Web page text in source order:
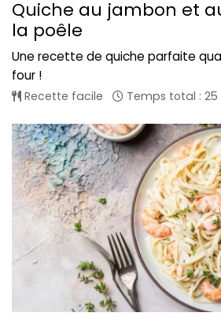
Quiche au jambon et
la poêle
Une recette de quiche parfaite
four !
Recette facile Temps total : 25